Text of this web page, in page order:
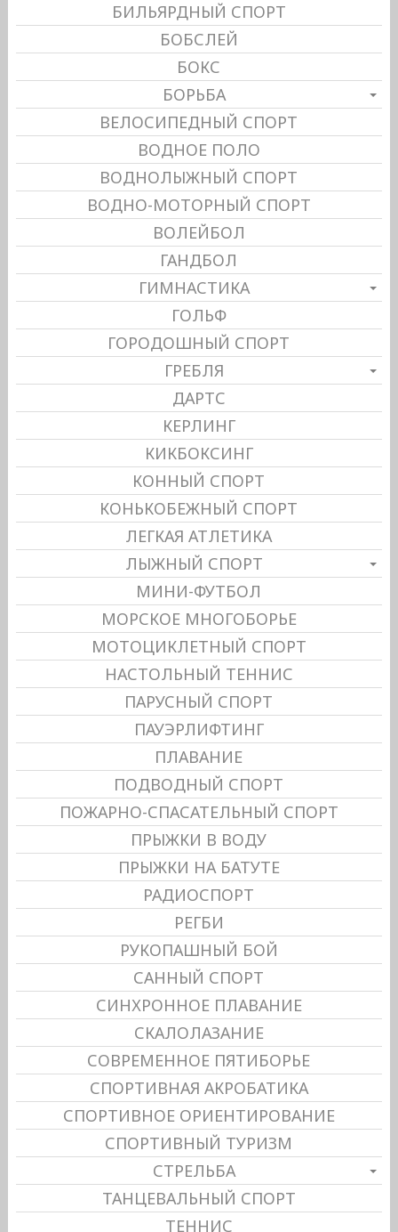
БИЛЬЯРДНЫЙ СПОРТ
БОБСЛЕЙ
БОКС
БОРЬБА
ВЕЛОСИПЕДНЫЙ СПОРТ
ВОДНОЕ ПОЛО
ВОДНОЛЫЖНЫЙ СПОРТ
ВОДНО-МОТОРНЫЙ СПОРТ
ВОЛЕЙБОЛ
ГАНДБОЛ
ГИМНАСТИКА
ГОЛЬФ
ГОРОДОШНЫЙ СПОРТ
ГРЕБЛЯ
ДАРТС
КЕРЛИНГ
КИКБОКСИНГ
КОННЫЙ СПОРТ
КОНЬКОБЕЖНЫЙ СПОРТ
ЛЕГКАЯ АТЛЕТИКА
ЛЫЖНЫЙ СПОРТ
МИНИ-ФУТБОЛ
МОРСКОЕ МНОГОБОРЬЕ
МОТОЦИКЛЕТНЫЙ СПОРТ
НАСТОЛЬНЫЙ ТЕННИС
ПАРУСНЫЙ СПОРТ
ПАУЭРЛИФТИНГ
ПЛАВАНИЕ
ПОДВОДНЫЙ СПОРТ
ПОЖАРНО-СПАСАТЕЛЬНЫЙ СПОРТ
ПРЫЖКИ В ВОДУ
ПРЫЖКИ НА БАТУТЕ
РАДИОСПОРТ
РЕГБИ
РУКОПАШНЫЙ БОЙ
САННЫЙ СПОРТ
СИНХРОННОЕ ПЛАВАНИЕ
СКАЛОЛАЗАНИЕ
СОВРЕМЕННОЕ ПЯТИБОРЬЕ
СПОРТИВНАЯ АКРОБАТИКА
СПОРТИВНОЕ ОРИЕНТИРОВАНИЕ
СПОРТИВНЫЙ ТУРИЗМ
СТРЕЛЬБА
ТАНЦЕВАЛЬНЫЙ СПОРТ
ТЕННИС